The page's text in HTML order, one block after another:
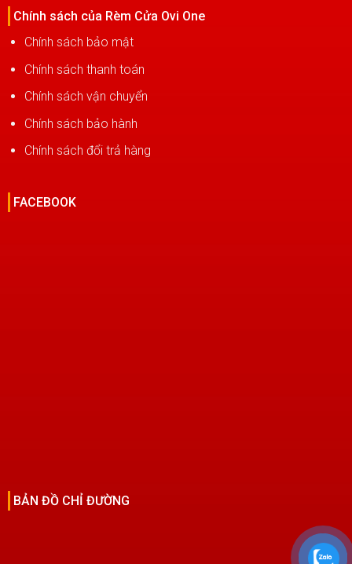
Chính sách của Rèm Cửa Ovi One
Chính sách bảo mật
Chính sách thanh toán
Chính sách vận chuyển
Chính sách bảo hành
Chính sách đổi trả hàng
FACEBOOK
BẢN ĐỒ CHỈ ĐƯỜNG